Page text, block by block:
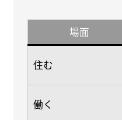
場面
住む
働く